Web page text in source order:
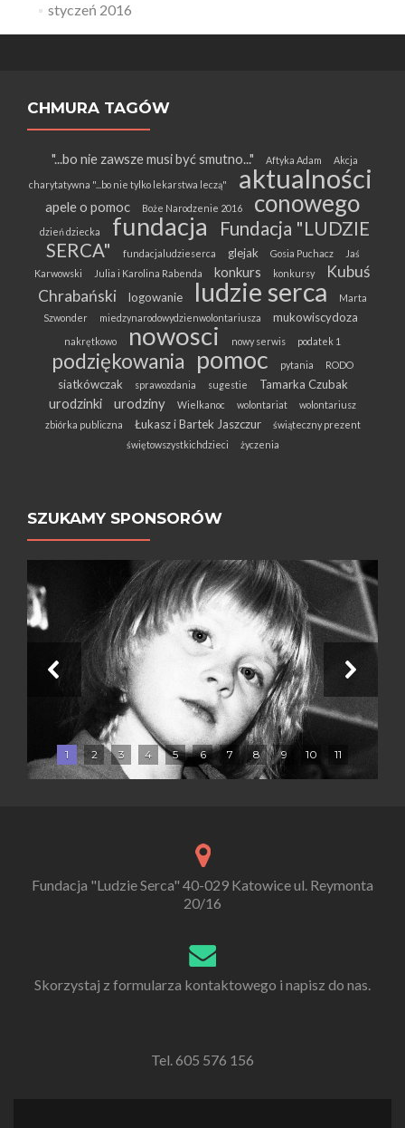
styczeń 2016
CHMURA TAGÓW
"...bo nie zawsze musi być smutno..." Aftyka Adam Akcja
charytatywna "...bo nie tylko lekarstwa leczą" aktualności
apele o pomoc Boże Narodzenie 2016 conowego
dzień dziecka fundacja
Fundacja "LUDZIE
SERCA"
fundacjaludzieserca glejak Gosia Puchacz
Jaś
Karwowski
Julia i Karolina Rabenda konkurs konkursy
Kubuś
Chrabański
logowanie ludzie serca
Marta
Szwonder
miedzynarodowydzienwolontariusza mukowiscydoza
nakrętkowo nowosci nowy serwis podatek 1
podziękowania pomoc pytania RODO
siatkówczak sprawozdania sugestie Tamarka Czubak
urodzinki urodziny Wielkanoc wolontariat
wolontariusz
zbiórka publiczna
Łukasz i Bartek Jaszczur
świąteczny prezent
świętowszystkichdzieci
życzenia
SZUKAMY SPONSORÓW
1 2 3 4 5 6 7 8 9 10 11
Fundacja "Ludzie Serca" 40-029 Katowice ul. Reymonta
20/16
Skorzystaj z formularza kontaktowego i napisz do nas.
Tel. 605 576 156